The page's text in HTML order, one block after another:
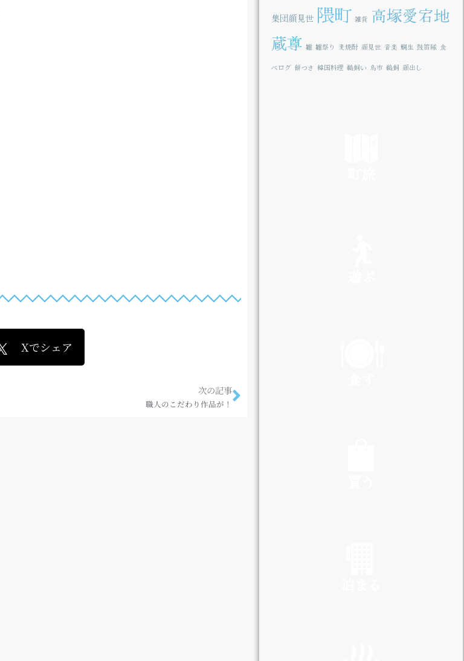
Xでシェア
次の記事
職人のこだわり作品が！
集団顔見世 隈町 雑貨 高塚愛宕地
蔵尊 雛 雛祭り 麦焼酎 顔見世 音楽 鯛生 鼓笛隊 食
べログ 餅つき 韓国料理 鵜飼い 鳥市 鵜飼 顔出し